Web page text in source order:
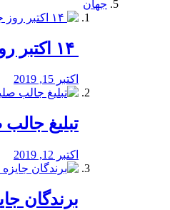
جهان
اکتبر 15, 2019
تبلیغ
اکتبر 12, 2019
برندگان